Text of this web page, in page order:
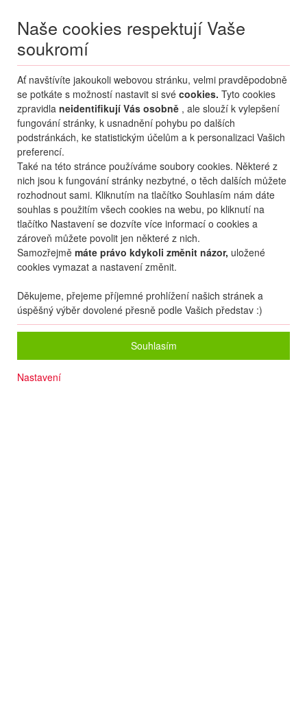
Naše cookies respektují Vaše
soukromí
Ať navštívíte jakoukoli webovou stránku, velmi pravděpodobně
se potkáte s možností nastavit si své cookies. Tyto cookies
zpravidla neidentifikují Vás osobně , ale slouží k vylepšení
fungování stránky, k usnadnění pohybu po dalších
podstránkách, ke statistickým účelům a k personalizaci Vašich
preferencí.
Také na této stránce používáme soubory cookies. Některé z
nich jsou k fungování stránky nezbytné, o těch dalších můžete
rozhodnout sami. Kliknutím na tlačítko Souhlasím nám dáte
souhlas s použitím všech cookies na webu, po kliknutí na
tlačítko Nastavení se dozvíte více informací o cookies a
zároveň můžete povolit jen některé z nich.
Samozřejmě máte právo kdykoli změnit názor, uložené
cookies vymazat a nastavení změnit.
Děkujeme, přejeme příjemné prohlížení našich stránek a
úspěšný výběr dovolené přesně podle Vašich představ :)
Souhlasím
Nastavení
Menu
MojePřihlášení
Destinace nerozhoduje
08.08.-...• 2 osoby
Od nejoblíbenějšího Od nejlevnějšího Od nejdražšího
Od nejbližšího termínu
Probíhá vyhledávání